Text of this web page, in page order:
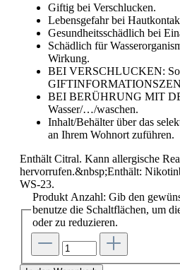
Giftig bei Verschlucken.
Lebensgefahr bei
Gesundheitsschädlich bei
Schädlich für
Wirkung.
BEI VERSCHLUCKEN:
BEI BERÜHRUNG MIT
Wasser/…/waschen.
Inhalt/Behälter über das
an Ihrem Wohnort zuführen.
Enthält Citral. Kann allergische
hervorrufen.&nbsp;Enthält:
WS-23.
Produkt Anzahl: Gib den
benutze die Schaltflächen, um
oder zu reduzieren.